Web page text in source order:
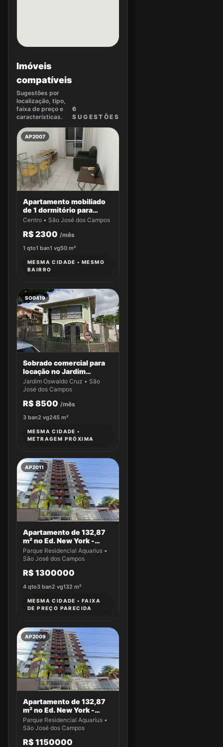
Imóveis
compatíveis
Sugestões por
localização, tipo,
faixa de preço e
características.
6
SUGEST ÕES
AP2007
Apartamento mobiliado
de 1 dormitório para
locação no Edifício San
Centro • São José dos Campos
R$ 2300 /mês
1 qto1 ban1 vg50 m²
MESMA CIDADE • MESMO
BAIRRO
SO0419
Sobrado comercial para
locação no Jardim
Oswaldo Cruz
Jardim Oswaldo Cruz • São
José dos Campos
R$ 8500 /mês
3 ban2 vg245 m²
MESMA CIDADE •
METRAGEM PRÓXIMA
AP2011
Apartamento de 132,87
m² no Ed. New York -
Apto 43
Parque Residencial Aquarius •
São José dos Campos
R$ 1300000
4 qto3 ban2 vg132 m²
MESMA CIDADE • FAIXA
DE PREÇO PARECIDA
AP2009
Apartamento de 132,87
m² no Ed. New York -
Apto 14
Parque Residencial Aquarius •
São José dos Campos
R$ 1150000